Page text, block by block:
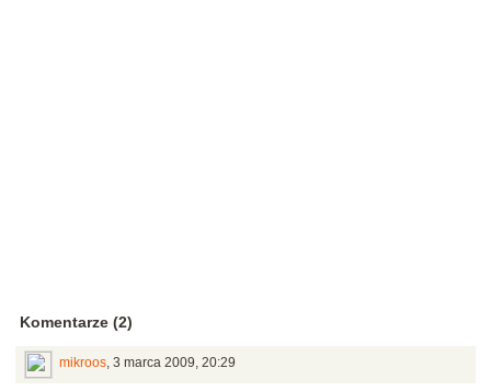
Komentarze (2)
mikroos 3 marca 2009, 20:29